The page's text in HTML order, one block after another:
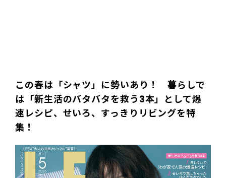
この春は「シャツ」に勢いあり！ 暮らしで
は「新生活のバタバタを救う3本」として爆
速レシピ、せいろ、すっきりリビングを特
集！